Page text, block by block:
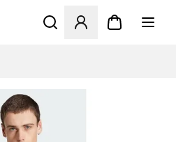
Åbner en Modal til at